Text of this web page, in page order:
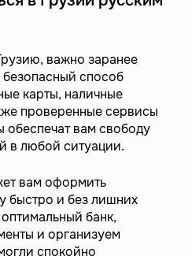
важно заранее
способ
карты, наличные
проверенные сервисы
вам свободу
в любой ситуации.
вам оформить
быстро и без лишних
банк,
и организуем
спокойно